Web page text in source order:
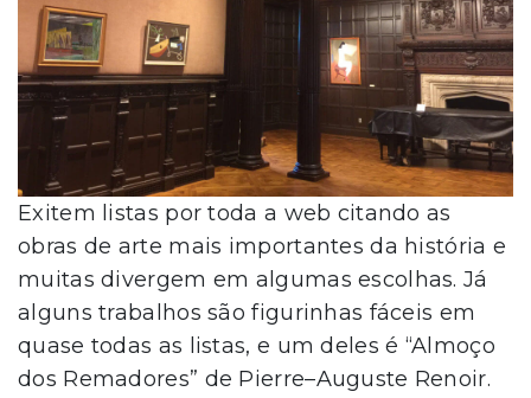
Exitem listas por toda a web citando as
obras de arte mais importantes da história e
muitas divergem em algumas escolhas. Já
alguns trabalhos são figurinhas fáceis em
quase todas as listas, e um deles é “Almoço
dos Remadores” de Pierre–Auguste Renoir.